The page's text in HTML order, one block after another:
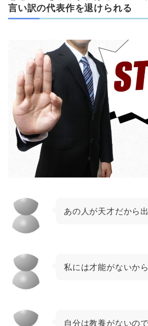
言い訳の代表作を退けられる
あの人が天才だから
私には才能がないか
自分は教養がないの